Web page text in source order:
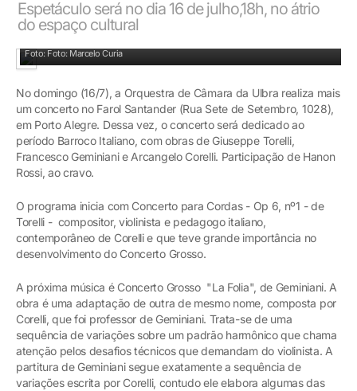
Espetáculo será no dia 16 de julho,18h, no átrio
do espaço cultural
Foto: Foto: Marcelo Curia
No domingo (16/7), a Orquestra de Câmara da Ulbra realiza mais
um concerto no Farol Santander (Rua Sete de Setembro, 1028),
em Porto Alegre. Dessa vez, o concerto será dedicado ao
período Barroco Italiano, com obras de Giuseppe Torelli,
Francesco Geminiani e Arcangelo Corelli. Participação de Hanon
Rossi, ao cravo.
O programa inicia com Concerto para Cordas - Op 6, nº1 - de
Torelli - compositor, violinista e pedagogo italiano,
contemporâneo de Corelli e que teve grande importância no
desenvolvimento do Concerto Grosso.
A próxima música é Concerto Grosso "La Folia", de Geminiani. A
obra é uma adaptação de outra de mesmo nome, composta por
Corelli, que foi professor de Geminiani. Trata-se de uma
sequência de variações sobre um padrão harmônico que chama
atenção pelos desafios técnicos que demandam do violinista. A
partitura de Geminiani segue exatamente a sequência de
variações escrita por Corelli, contudo ele elabora algumas das